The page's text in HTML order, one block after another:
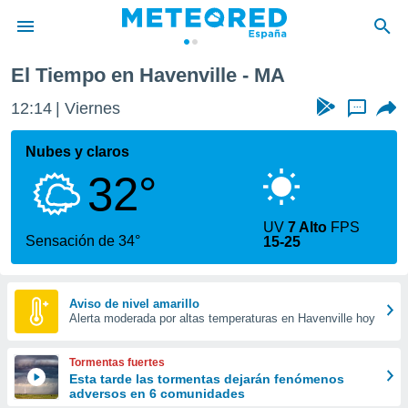
de
por
que se
calidad.
a este
las
y
forma
digital
basada
El Tiempo en Havenville - MA
12:14 Viernes ...
Nubes y claros
32°
Sensación de 34°
UV7 Alto FPS
15-25
Aviso de nivel amarillo
Alerta moderada por altas temperaturas en Havenville hoy
Tormentas fuertes
Esta tarde las tormentas dejarán fenómenos
adversos en 6 comunidades